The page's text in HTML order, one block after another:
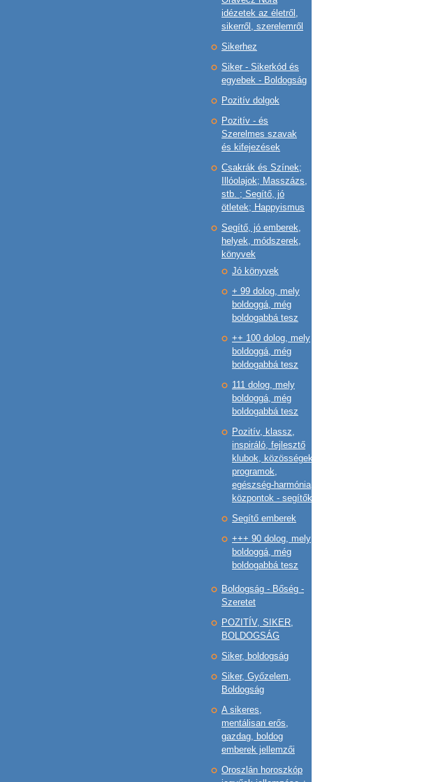
idézetek az életről,
sikerről, szerelemről
Sikerhez
Siker - Sikerkód és
egyebek - Boldogság
Pozitív dolgok
Pozitív - és
Szerelmes szavak
és kifejezések
Csakrák és Színek;
Illóolajok; Masszázs,
stb. ; Segítő, jó
ötletek; Happyismus
Segítő, jó emberek,
helyek, módszerek,
könyvek
Jó könyvek
+ 99 dolog, mely
boldoggá, még
boldogabbá tesz
++ 100 dolog, mely
boldoggá, még
boldogabbá tesz
111 dolog, mely
boldoggá, még
boldogabbá tesz
Pozitív, klassz,
inspiráló, fejlesztő
klubok, közösségek,
programok,
egészség-harmónia
központok - segítők
Segítő emberek
+++ 90 dolog, mely
boldoggá, még
boldogabbá tesz
Boldogság - Bőség -
Szeretet
POZITÍV, SIKER,
BOLDOGSÁG
Siker, boldogság
Siker, Győzelem,
Boldogság
A sikeres,
mentálisan erős,
gazdag, boldog
emberek jellemzői
Oroszlán horoszkóp